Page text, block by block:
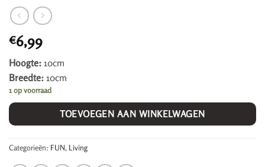
€6,99
Hoogte: 10cm
Breedte: 10cm
1 op voorraad
TOEVOEGEN AAN WINKELWAGEN
Categorieën: FUN, Living